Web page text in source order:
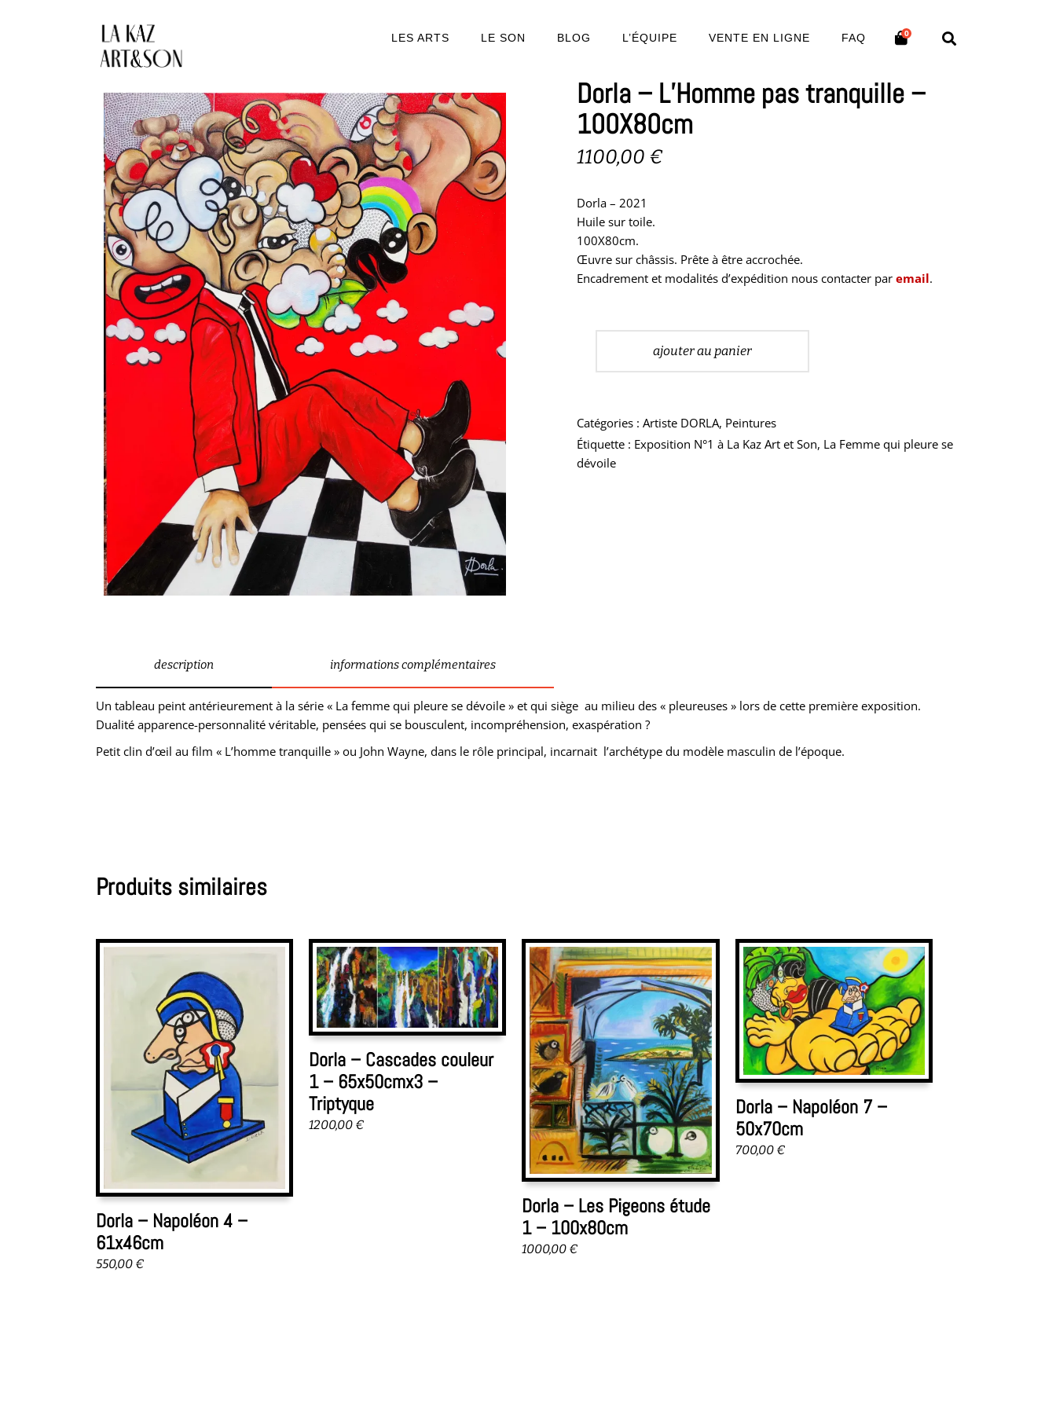
LES ARTS LE SON BLOG L’ÉQUIPE VENTE EN LIGNE FAQ 0
Dorla – L’Homme pas tranquille –
100X80cm
1100,00 €
Dorla – 2021
Huile sur toile.
100X80cm.
Œuvre sur châssis. Prête à être accrochée.
Encadrement et modalités d’expédition nous contacter par email.
ajouter au panier
Catégories : Artiste DORLA, Peintures
Étiquette : Exposition N°1 à La Kaz Art et Son, La Femme qui pleure se
dévoile
description informations complémentaires
Un tableau peint antérieurement à la série « La femme qui pleure se dévoile » et qui siège au milieu des « pleureuses » lors de cette première exposition.
Dualité apparence-personnalité véritable, pensées qui se bousculent, incompréhension, exaspération ?
Petit clin d’œil au film « L’homme tranquille » ou John Wayne, dans le rôle principal, incarnait l’archétype du modèle masculin de l’époque.
Produits similaires
Dorla – Napoléon 4 –
61x46cm
550,00 €
Dorla – Cascades couleur
1 – 65x50cmx3 –
Triptyque
1200,00 €
Dorla – Les Pigeons étude
1 – 100x80cm
1000,00 €
Dorla – Napoléon 7 –
50x70cm
700,00 €